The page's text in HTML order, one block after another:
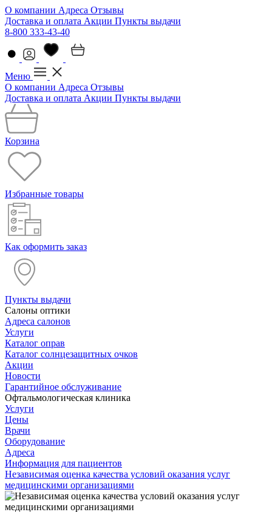
О компании Адреса Отзывы
Доставка и оплата Акции Пункты выдачи
8-800 333-43-40
Меню
О компании Адреса Отзывы
Доставка и оплата Акции Пункты выдачи
Корзина
Избранные товары
Как оформить заказ
Пункты выдачи
Салоны оптики
Адреса салонов
Услуги
Каталог оправ
Каталог солнцезащитных очков
Акции
Новости
Гарантийное обслуживание
Офтальмологическая клиника
Услуги
Цены
Врачи
Оборудование
Адреса
Информация для пациентов
Независимая оценка качества условий оказания услуг
медицинскими организациями